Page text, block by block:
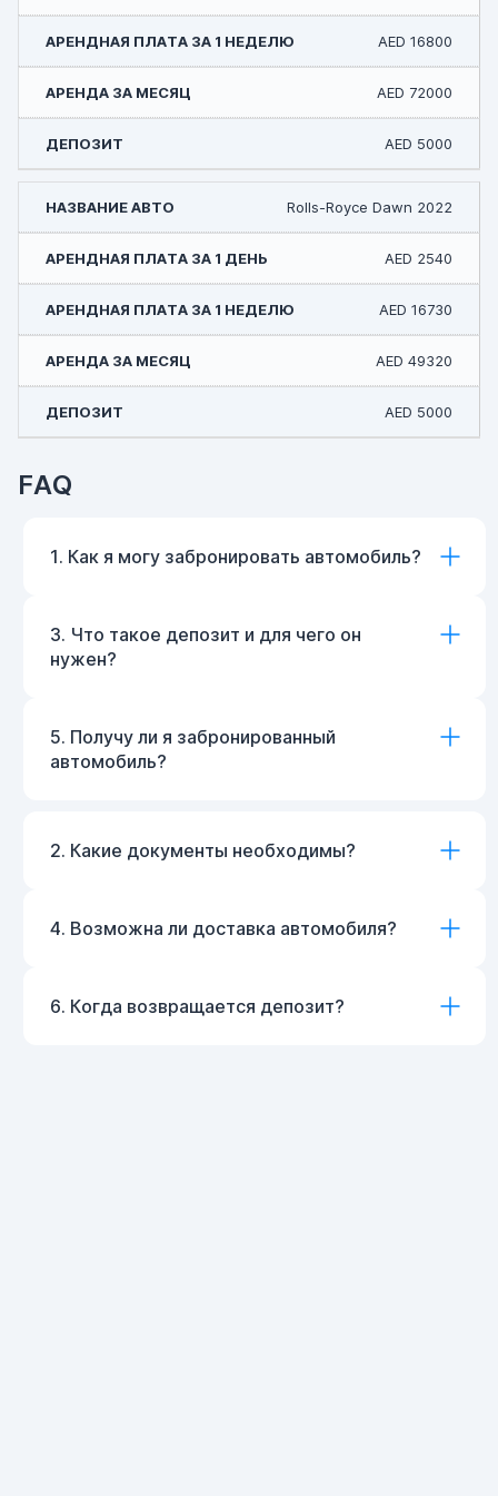
AED 16800
AED 72000
AED 5000
Rolls-Royce Dawn 2022
AED 2540
AED 16730
AED 49320
AED 5000
FAQ
1. Как я могу забронировать автомобиль?
3. Что такое депозит и для чего он
нужен?
5. Получу ли я забронированный
автомобиль?
2. Какие документы необходимы?
4. Возможна ли доставка автомобиля?
6. Когда возвращается депозит?